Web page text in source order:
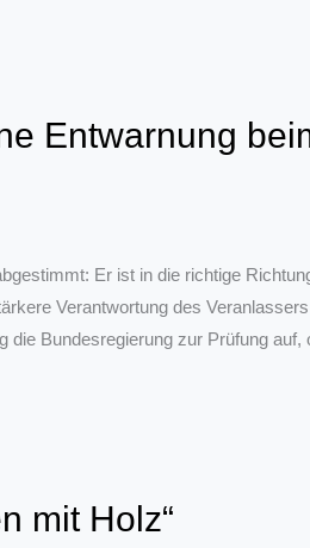
Entwarnung
Er ist in die richtige
Verantwortung des
Bundesregierung zur Prüfung auf,
mit Holz“